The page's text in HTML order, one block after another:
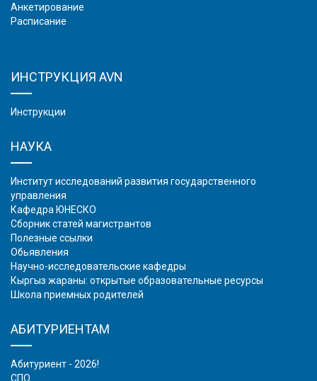
Анкетирование
Расписание
ИНСТРУКЦИЯ AVN
Инструкции
НАУКА
Институт исследований развития государственного
управления
Кафедра ЮНЕСКО
Сборник статей магистрантов
Полезные ссылки
Обьявления
Научно-исследовательские кафедры
Кыргыз жараны: открытые образовательные ресурсы
Школа приемных родителей
АБИТУРИЕНТАМ
Абитуриент - 2026!
СПО